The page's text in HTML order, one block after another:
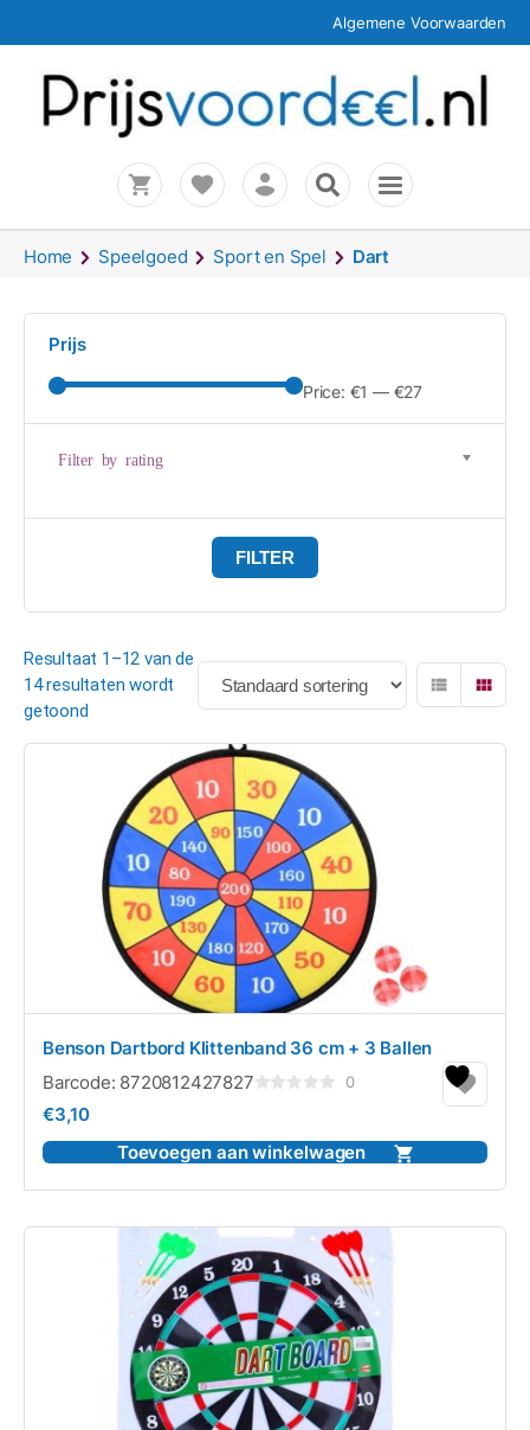
Algemene Voorwaarden
Home Speelgoed Sport en Spel Dart
Prijs
Price: €1 — €27
Filter by rating
FILTER
Resultaat 1–12 van de
14 resultaten wordt
getoond
Benson Dartbord Klittenband 36 cm + 3 Ballen
Barcode: 8720812427827
5
0
€3,10
Toevoegen aan winkelwagen